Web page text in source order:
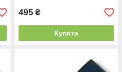
495 ₴
Купити